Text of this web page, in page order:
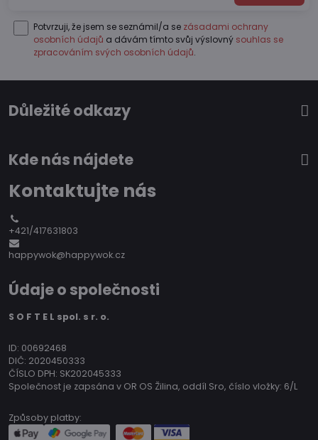
Potvrzuji, že jsem se seznámil/a se zásadami ochrany
osobních údajů a dávám tímto svůj výslovný souhlas se
zpracováním svých osobních údajů.
Důležité odkazy
Kde nás nájdete
Kontaktujte nás
+421/417631803
happywok@happywok.cz
Údaje o společnosti
S O F T E L spol. s r. o.
ID: 00692468
DIČ: 2020450333
ČÍSLO DPH: SK202045333
Společnost je zapsána v OR OS Žilina, oddíl Sro, číslo vložky: 6/L
Způsoby platby: